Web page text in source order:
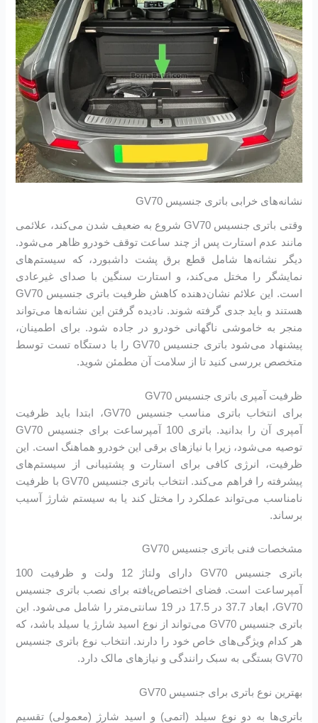
نشانه‌های خرابی باتری جنسیس GV70
وقتی باتری جنسیس GV70 شروع به ضعیف شدن می‌کند، علائمی
مانند عدم استارت پس از چند ساعت توقف خودرو ظاهر می‌شود.
دیگر نشانه‌ها شامل قطع برق پشت داشبورد، که سیستم‌های
نمایشگر را مختل می‌کند، و استارت سنگین با صدای غیرعادی
است. این علائم نشان‌دهنده کاهش ظرفیت باتری جنسیس GV70
هستند و باید جدی گرفته شوند. نادیده گرفتن این نشانه‌ها می‌تواند
منجر به خاموشی ناگهانی خودرو در جاده شود. برای اطمینان،
پیشنهاد می‌شود باتری جنسیس GV70 را با دستگاه تست توسط
متخصص بررسی کنید تا از سلامت آن مطمئن شوید.
ظرفیت آمپری باتری جنسیس GV70
برای انتخاب باتری مناسب جنسیس GV70، ابتدا باید ظرفیت
آمپری آن را بدانید. باتری 100 آمپرساعت برای جنسیس GV70
توصیه می‌شود، زیرا با نیازهای برقی این خودرو هماهنگ است. این
ظرفیت، انرژی کافی برای استارت و پشتیبانی از سیستم‌های
پیشرفته را فراهم می‌کند. انتخاب باتری جنسیس GV70 با ظرفیت
نامناسب می‌تواند عملکرد را مختل کند یا به سیستم شارژ آسیب
برساند.
مشخصات فنی باتری جنسیس GV70
باتری جنسیس GV70 دارای ولتاژ 12 ولت و ظرفیت 100
آمپرساعت است. فضای اختصاص‌یافته برای نصب باتری جنسیس
GV70، ابعاد 37.7 در 17.5 در 19 سانتی‌متر را شامل می‌شود. این
باتری جنسیس GV70 می‌تواند از نوع اسید شارژ یا سیلد باشد، که
هر کدام ویژگی‌های خاص خود را دارند. انتخاب نوع باتری جنسیس
GV70 بستگی به سبک رانندگی و نیازهای مالک دارد.
بهترین نوع باتری برای جنسیس GV70
باتری‌ها به دو نوع سیلد (اتمی) و اسید شارژ (معمولی) تقسیم